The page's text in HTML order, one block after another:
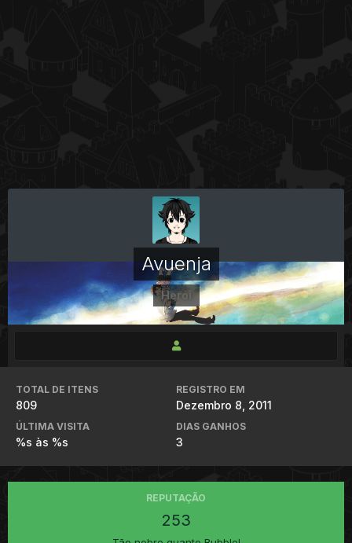
Avuenja
Herói
TOTAL DE ITENS
809
REGISTRO EM
Dezembro 8, 2011
ÚLTIMA VISITA
%s às %s
DIAS GANHOS
3
REPUTAÇÃO
253